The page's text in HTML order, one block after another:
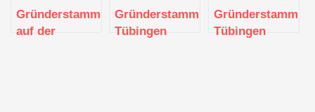
Gründerstammtisch
auf der
Gründerstammtisch
Tübingen
Tübingen